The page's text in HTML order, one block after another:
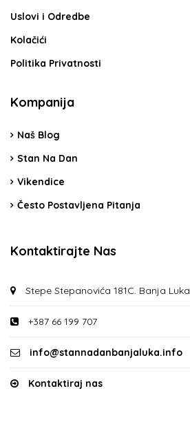
Uslovi i Odredbe
Kolačići
Politika Privatnosti
Kompanija
Naš Blog
Stan Na Dan
Vikendice
Često Postavljena Pitanja
Kontaktirajte Nas
Stepe Stepanovića 181C. Banja Luka
+387 66 199 707
info@stannadanbanjaluka.info
Kontaktiraj nas